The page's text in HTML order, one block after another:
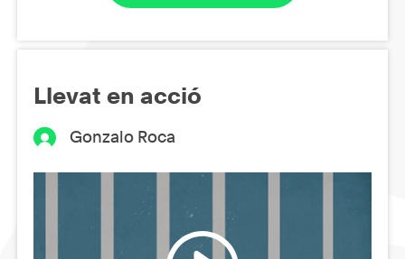
Llevat en acció
Gonzalo Roca